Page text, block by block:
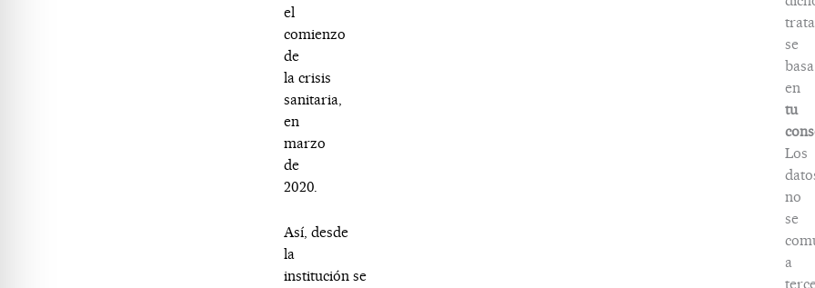
el
comienzo
de
la crisis
sanitaria,
en
marzo
de
2020.
Así, desde
la
institución se
se
basa
en
tu
Los
no
se
a